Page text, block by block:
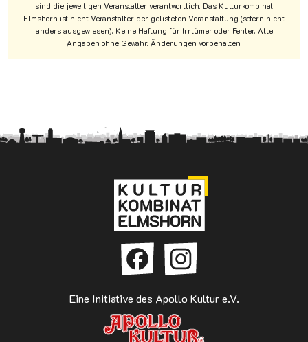
sind die jeweiligen Veranstalter verantwortlich. Das Kulturkombinat
Elmshorn ist nicht Veranstalter der gelisteten Veranstaltung (sofern nicht
anders ausgewiesen). Keine Haftung für Irrtümer oder Fehler. Alle
Angaben ohne Gewähr. Änderungen vorbehalten.
Eine Initiative des Apollo Kultur e.V.